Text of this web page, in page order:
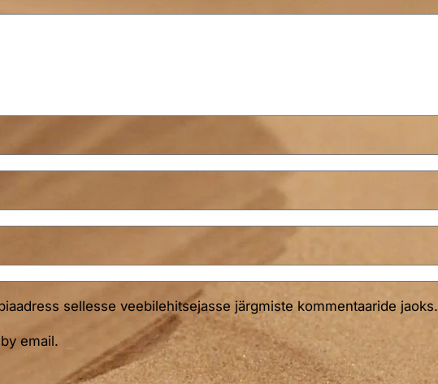
sellesse veebilehitsejasse järgmiste kommentaaride jaoks.
email.